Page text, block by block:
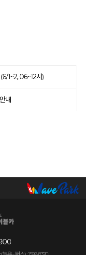
1~2, 06~12시)
내